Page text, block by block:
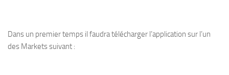
Dans un premier temps il faudra télécharger l’application sur l’un
des Markets suivant :